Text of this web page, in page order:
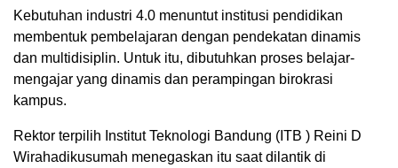
Kebutuhan industri 4.0 menuntut institusi pendidikan
membentuk pembelajaran dengan pendekatan dinamis
dan multidisiplin. Untuk itu, dibutuhkan proses belajar-
mengajar yang dinamis dan perampingan birokrasi
kampus.
Rektor terpilih Institut Teknologi Bandung (ITB ) Reini D
Wirahadikusumah menegaskan itu saat dilantik di